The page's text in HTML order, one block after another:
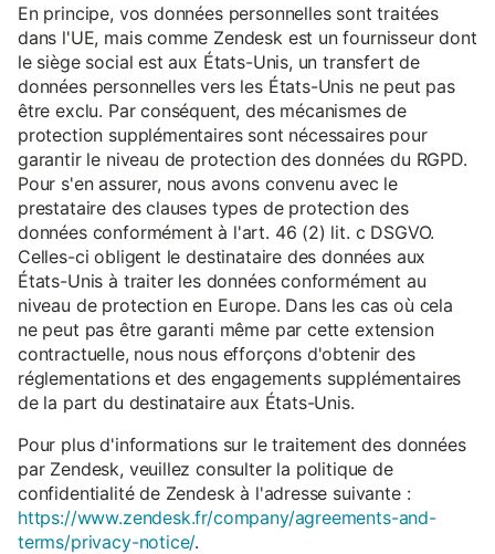
En principe, vos données personnelles sont traitées
dans l'UE, mais comme Zendesk est un fournisseur dont
le siège social est aux États-Unis, un transfert de
données personnelles vers les États-Unis ne peut pas
être exclu. Par conséquent, des mécanismes de
protection supplémentaires sont nécessaires pour
garantir le niveau de protection des données du RGPD.
Pour s'en assurer, nous avons convenu avec le
prestataire des clauses types de protection des
données conformément à l'art. 46 (2) lit. c DSGVO.
Celles-ci obligent le destinataire des données aux
États-Unis à traiter les données conformément au
niveau de protection en Europe. Dans les cas où cela
ne peut pas être garanti même par cette extension
contractuelle, nous nous efforçons d'obtenir des
réglementations et des engagements supplémentaires
de la part du destinataire aux États-Unis.
Pour plus d'informations sur le traitement des données
par Zendesk, veuillez consulter la politique de
confidentialité de Zendesk à l'adresse suivante :
https://www.zendesk.fr/company/agreements-and-
terms/privacy-notice/.